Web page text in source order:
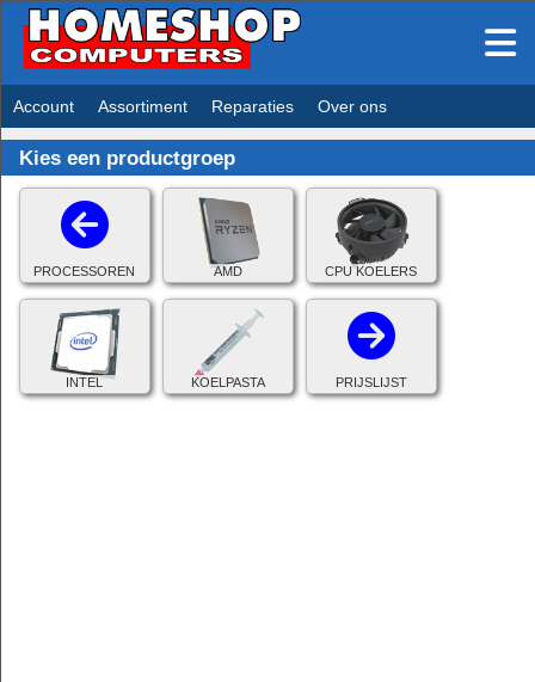
Account Assortiment Reparaties Over ons
Kies een productgroep
PROCESSOREN AMD CPU KOELERS
INTEL KOELPASTA PRIJSLIJST